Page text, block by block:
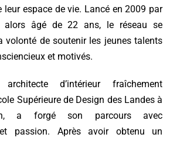
leur espace de vie. Lancé en 2009 par
alors âgé de 22 ans, le réseau se
volonté de soutenir les jeunes talents
et motivés.
d’intérieur fraîchement
Supérieure de Design des Landes à
a forgé son parcours avec
passion. Après avoir obtenu un